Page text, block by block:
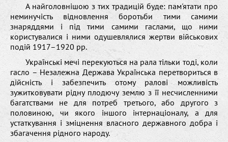
А найголовнішою з тих традицій буде: пам'ятати про
неминучість відновлення боротьби тими самими
знаряддями і під тими самими гаслами, що ними
користувалися і ними одушевлялися жертви військових
подій 1917–1920 рр.
Українські мечі перекуються на рала тільки тоді, коли
гасло – Незалежна Держава Українська перетвориться в
дійсність і забезпечить отому ралові можливість
зужитковувати рідну плодючу землю з її несчисленними
багатствами не для потреб третього, або другого з
половиною, чи якого іншого інтернаціоналу, а для
устаткування і зміцнення власного державного добра і
збагачення рідного народу.